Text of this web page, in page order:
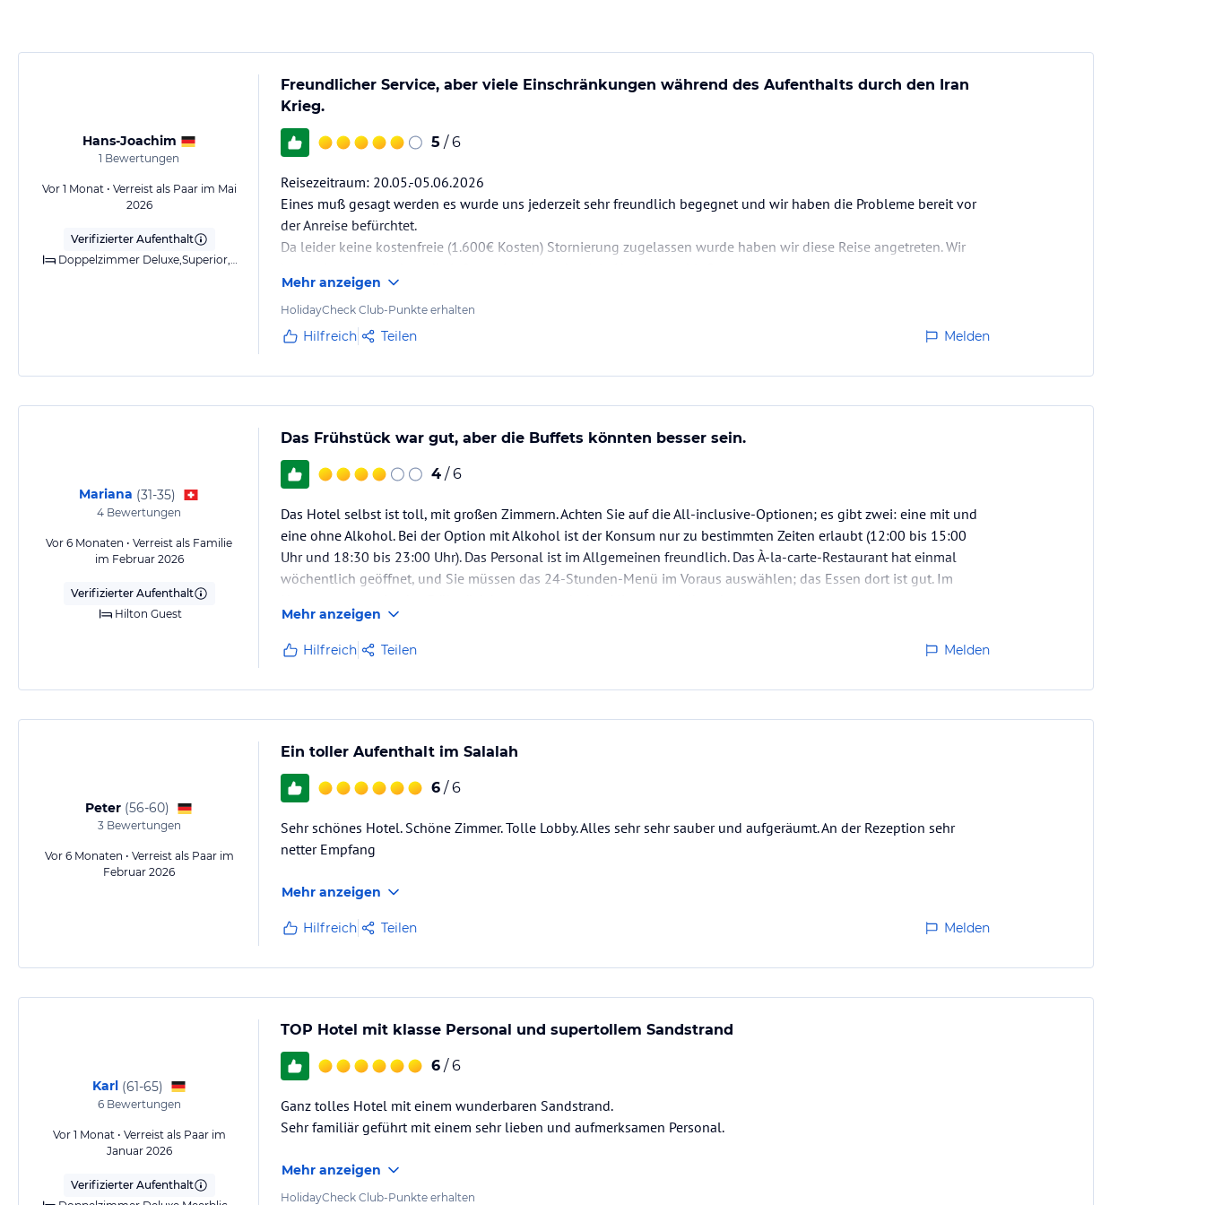
Hans-Joachim
1 Bewertungen
Vor 1 Monat • Verreist als Paar im Mai
2026
Verifizierter Aufenthalt
Doppelzimmer Deluxe,Superior,Meerblick,Klimaanlage,Heizung,Bad/ Balkon
Freundlicher Service, aber viele Einschränkungen während des Aufenthalts durch den Iran
Krieg.
5 / 6
Reisezeitraum: 20.05.-05.06.2026
Eines muß gesagt werden es wurde uns jederzeit sehr freundlich begegnet und wir haben die Probleme bereit vor
der Anreise befürchtet.
Da leider keine kostenfreie (1.600€ Kosten) Stornierung zugelassen wurde haben wir diese Reise angetreten. Wir
Bereits am Anreisetag war unser wunderschönes Hilton Hotel leider ein „Geisterhotel“. Einzig ein deutsche Ehepaar
war vor Ort, die sich freuten endlich andere…
Mehr anzeigen
HolidayCheck Club-Punkte erhalten
Hilfreich Teilen Melden
Mariana (31-35)
4 Bewertungen
Vor 6 Monaten • Verreist als Familie
im Februar 2026
Verifizierter Aufenthalt
Hilton Guest
Das Frühstück war gut, aber die Buffets könnten besser sein.
4 / 6
Das Hotel selbst ist toll, mit großen Zimmern. Achten Sie auf die All-inclusive-Optionen; es gibt zwei: eine mit und
eine ohne Alkohol. Bei der Option mit Alkohol ist der Konsum nur zu bestimmten Zeiten erlaubt (12:00 bis 15:00
Uhr und 18:30 bis 23:00 Uhr). Das Personal ist im Allgemeinen freundlich. Das À-la-carte-Restaurant hat einmal
wöchentlich geöffnet, und Sie müssen das 24-Stunden-Menü im Voraus auswählen; das Essen dort ist gut. Im
Mehr anzeigen
Hilfreich Teilen Melden
Peter (56-60)
3Bewertungen
Vor 6 Monaten • Verreist als Paar im
Februar 2026
Ein toller Aufenthalt im Salalah
6 / 6
Sehr schönes Hotel. Schöne Zimmer. Tolle Lobby. Alles sehr sehr sauber und aufgeräumt. An der Rezeption sehr
netter Empfang
Mehr anzeigen
Hilfreich Teilen Melden
Karl (61-65)
6Bewertungen
Vor 1 Monat • Verreist als Paar im
Januar 2026
Verifizierter Aufenthalt
TOP Hotel mit klasse Personal und supertollem Sandstrand
6 / 6
Ganz tolles Hotel mit einem wunderbaren Sandstrand.
Sehr familiär geführt mit einem sehr lieben und aufmerksamen Personal.
Mehr anzeigen
HolidayCheck Club-Punkte erhalten